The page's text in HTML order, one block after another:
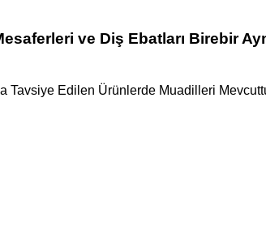
ve Diş Ebatları Birebir
Tavsiye Edilen Ürünlerde Muadilleri